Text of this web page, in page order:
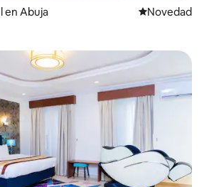
en Abuja Lugar para
Novedad